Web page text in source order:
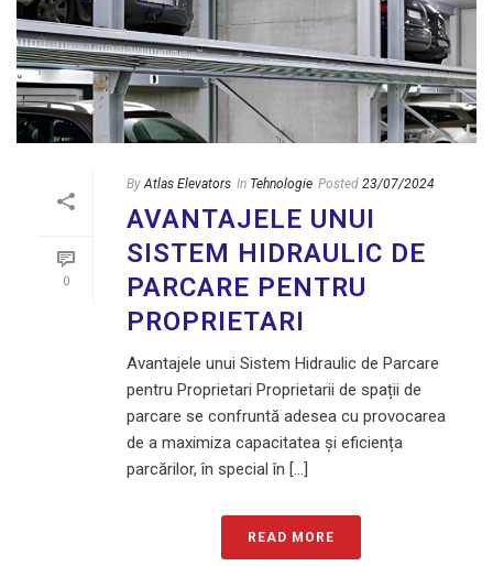
0
By Atlas Elevators In Tehnologie Posted 23/07/2024
AVANTAJELE UNUI
SISTEM HIDRAULIC DE
PARCARE PENTRU
PROPRIETARI
Avantajele unui Sistem Hidraulic de Parcare
pentru Proprietari Proprietarii de spații de
parcare se confruntă adesea cu provocarea
de a maximiza capacitatea și eficiența
parcărilor, în special în [...]
READ MORE